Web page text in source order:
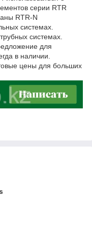
серии RTR
RTR-N
системах.
системах.
для
в наличии.
цены для больших